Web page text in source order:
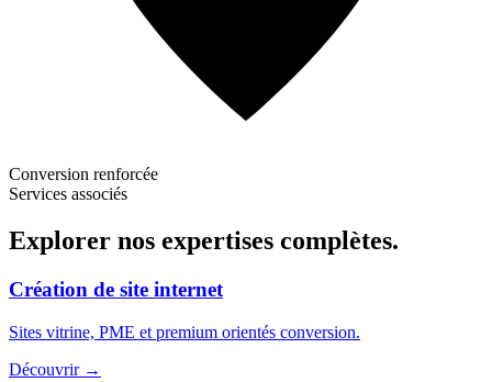
Conversion renforcée
Services associés
Explorer nos expertises complètes.
Création de site internet
Sites vitrine, PME et premium orientés conversion.
Découvrir →